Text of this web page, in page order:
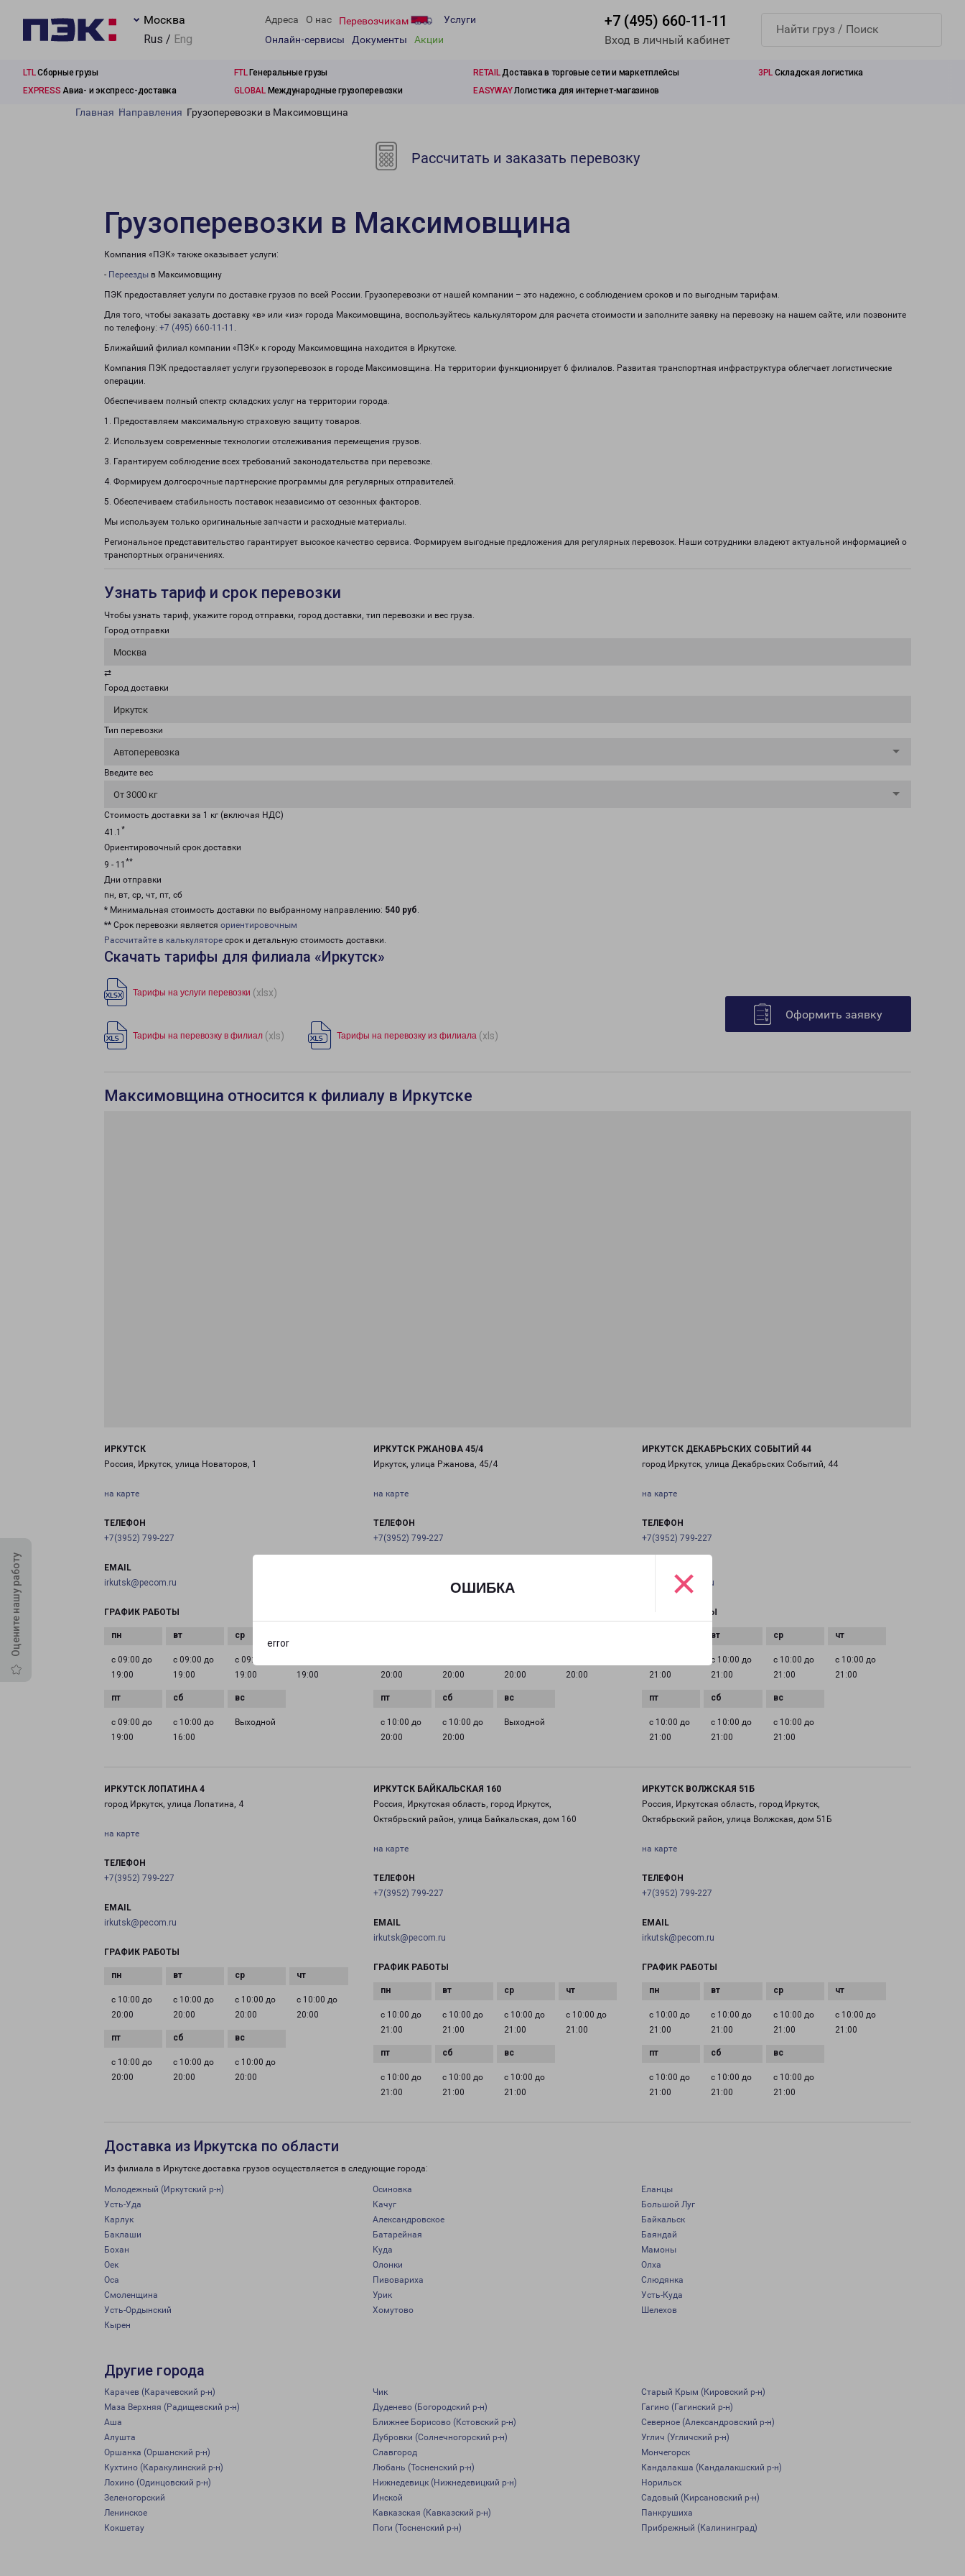
ОШИБКА
error
×
Москва
Rus / Eng
Адреса О нас Перевозчикам
Услуги
Онлайн-сервисы
Документы Акции
+7 (495) 660-11-11
Вход в личный кабинет
LTLСборные грузы FTLГенеральные грузы RETAILДоставка в торговые сети и маркетплейсы 3PL Складская логистика
EXPRESS Авиа- и экспресс-доставка GLOBALМеждународные грузоперевозки EASYWAYЛогистика для интернет-магазинов
Оцените нашу работу
Главная Направления Грузоперевозки в Максимовщина
Рассчитать и заказать перевозку
Грузоперевозки в Максимовщина
Компания «ПЭК» также оказывает услуги:
- Переезды в Максимовщину
ПЭК предоставляет услуги по доставке грузов по всей России. Грузоперевозки от нашей компании – это надежно, с соблюдением сроков и по выгодным тарифам.
Для того, чтобы заказать доставку «в» или «из» города Максимовщина, воспользуйтесь калькулятором для расчета стоимости и заполните заявку на перевозку на нашем сайте, или позвоните
по телефону: +7 (495) 660-11-11 .
Ближайший филиал компании «ПЭК» к городу Максимовщина находится в Иркутске.
Компания ПЭК предоставляет услуги грузоперевозок в городе Максимовщина. На территории функционирует 6 филиалов. Развитая транспортная инфраструктура облегчает логистические
операции.
Обеспечиваем полный спектр складских услуг на территории города.
1. Предоставляем максимальную страховую защиту товаров.
2. Используем современные технологии отслеживания перемещения грузов.
3. Гарантируем соблюдение всех требований законодательства при перевозке.
4. Формируем долгосрочные партнерские программы для регулярных отправителей.
5. Обеспечиваем стабильность поставок независимо от сезонных факторов.
Мы используем только оригинальные запчасти и расходные материалы.
Региональное представительство гарантирует высокое качество сервиса. Формируем выгодные предложения для регулярных перевозок. Наши сотрудники владеют актуальной информацией о
транспортных ограничениях.
Узнать тариф и срок перевозки
Чтобы узнать тариф, укажите город отправки, город доставки, тип перевозки и вес груза.
Город отправки
Москва
⇄
Город доставки
Иркутск
Тип перевозки
Автоперевозка
Введите вес
От 3000 кг
Стоимость доставки за 1 кг (включая НДС)
41.1 *
Ориентировочный срок доставки
9 - 11 **
Дни отправки
пн, вт, ср, чт, пт, сб
* Минимальная стоимость доставки по выбранному направлению: 540 руб.
** Срок перевозки является ориентировочным
Рассчитайте в калькуляторе срок и детальную стоимость доставки.
Скачать тарифы для филиала «Иркутск»
Тарифы на услуги перевозки (xlsx)
Тарифы на перевозку в филиал (xls) Тарифы на перевозку из филиала (xls)
Оформить заявку
Максимовщина относится к филиалу в Иркутске
ИРКУТСК
Россия, Иркутск, улица Новаторов, 1
на карте
ТЕЛЕФОН
+7(3952) 799-227
EMAIL
irkutsk@pecom.ru
ГРАФИК РАБОТЫ
с 09:00 до
19:00
с 09:00 до
19:00
с 09:00 до
19:00
19:00
с 09:00 до
19:00
с 10:00 до
16:00
Выходной
ИРКУТСК РЖАНОВА 45/4
Иркутск, улица Ржанова, 45/4
на карте
ТЕЛЕФОН
+7(3952) 799-227
20:00
20:00
20:00
20:00
с 10:00 до
20:00
с 10:00 до
20:00
Выходной
ИРКУТСК ДЕКАБРЬСКИХ СОБЫТИЙ 44
город Иркутск, улица Декабрьских Событий, 44
на карте
ТЕЛЕФОН
+7(3952) 799-227
irkutsk@pecom.ru
ГРАФИК РАБОТЫ
21:00
с 10:00 до
21:00
с 10:00 до
21:00
с 10:00 до
21:00
с 10:00 до
21:00
с 10:00 до
21:00
с 10:00 до
21:00
ИРКУТСК ЛОПАТИНА 4
город Иркутск, улица Лопатина, 4
на карте
ТЕЛЕФОН
+7(3952) 799-227
EMAIL
irkutsk@pecom.ru
ГРАФИК РАБОТЫ
с 10:00 до
20:00
с 10:00 до
20:00
с 10:00 до
20:00
с 10:00 до
20:00
с 10:00 до
20:00
с 10:00 до
20:00
с 10:00 до
20:00
ИРКУТСК БАЙКАЛЬСКАЯ 160
Россия, Иркутская область, город Иркутск,
Октябрьский район, улица Байкальская, дом 160
на карте
ТЕЛЕФОН
+7(3952) 799-227
EMAIL
irkutsk@pecom.ru
ГРАФИК РАБОТЫ
с 10:00 до
21:00
с 10:00 до
21:00
с 10:00 до
21:00
с 10:00 до
21:00
с 10:00 до
21:00
с 10:00 до
21:00
с 10:00 до
21:00
ИРКУТСК ВОЛЖСКАЯ 51Б
Россия, Иркутская область, город Иркутск,
Октябрьский район, улица Волжская, дом 51Б
на карте
ТЕЛЕФОН
+7(3952) 799-227
EMAIL
irkutsk@pecom.ru
ГРАФИК РАБОТЫ
с 10:00 до
21:00
с 10:00 до
21:00
с 10:00 до
21:00
с 10:00 до
21:00
с 10:00 до
21:00
с 10:00 до
21:00
с 10:00 до
21:00
Доставка из Иркутска по области
Из филиала в Иркутске доставка грузов осуществляется в следующие города:
Молодежный (Иркутский р-н) Осиновка
Еланцы
Усть-Уда
Качуг
Большой Луг
Карлук
Александровское
Байкальск
Баклаши
Батарейная
Баяндай
Бохан
Куда
Мамоны
Оек
Олонки
Олха
Оса
Пивовариха
Слюдянка
Смоленщина
Урик
Усть-Куда
Усть-Ордынский
Хомутово
Шелехов
Кырен
Другие города
Карачев (Карачевский р-н) Чик
Старый Крым (Кировский р-н)
Маза Верхняя (Радищевский р-н)
Дуденево (Богородский р-н)
Гагино (Гагинский р-н)
Аша
Ближнее Борисово (Кстовский р-н)
Северное (Александровский р-н)
Алушта
Дубровки (Солнечногорский р-н)
Углич (Угличский р-н)
Оршанка (Оршанский р-н)
Славгород
Мончегорск
Кухтино (Каракулинский р-н)
Любань (Тосненский р-н)
Кандалакша (Кандалакшский р-н)
Лохино (Одинцовский р-н)
Нижнедевицк (Нижнедевицкий р-н)
Норильск
Зеленогорский
Инской
Садовый (Кирсановский р-н)
Ленинское
Кавказская (Кавказский р-н)
Панкрушиха
Кокшетау
Поги (Тосненский р-н) Прибрежный (Калининград)